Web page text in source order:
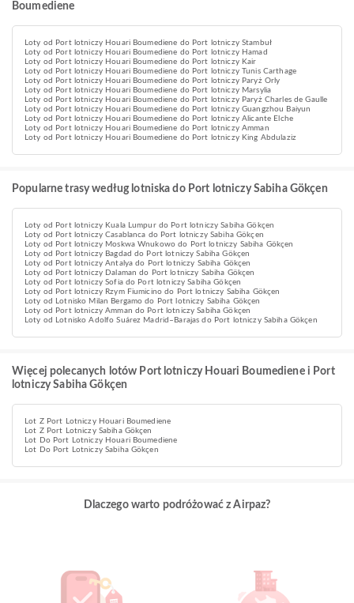
Boumediene
Loty od Port lotniczy Houari Boumediene do Port lotniczy Stambuł
Loty od Port lotniczy Houari Boumediene do Port lotniczy Hamad
Loty od Port lotniczy Houari Boumediene do Port lotniczy Kair
Loty od Port lotniczy Houari Boumediene do Port lotniczy Tunis Carthage
Loty od Port lotniczy Houari Boumediene do Port lotniczy Paryż Orly
Loty od Port lotniczy Houari Boumediene do Port lotniczy Marsylia
Loty od Port lotniczy Houari Boumediene do Port lotniczy Paryż Charles de Gaulle
Loty od Port lotniczy Houari Boumediene do Port lotniczy Guangzhou Baiyun
Loty od Port lotniczy Houari Boumediene do Port lotniczy Alicante Elche
Loty od Port lotniczy Houari Boumediene do Port lotniczy Amman
Loty od Port lotniczy Houari Boumediene do Port lotniczy King Abdulaziz
Popularne trasy według lotniska do Port lotniczy Sabiha Gökçen
Loty od Port lotniczy Kuala Lumpur do Port lotniczy Sabiha Gökçen
Loty od Port lotniczy Casablanca do Port lotniczy Sabiha Gökçen
Loty od Port lotniczy Moskwa Wnukowo do Port lotniczy Sabiha Gökçen
Loty od Port lotniczy Bagdad do Port lotniczy Sabiha Gökçen
Loty od Port lotniczy Antalya do Port lotniczy Sabiha Gökçen
Loty od Port lotniczy Dalaman do Port lotniczy Sabiha Gökçen
Loty od Port lotniczy Sofia do Port lotniczy Sabiha Gökçen
Loty od Port lotniczy Rzym Fiumicino do Port lotniczy Sabiha Gökçen
Loty od Lotnisko Milan Bergamo do Port lotniczy Sabiha Gökçen
Loty od Port lotniczy Amman do Port lotniczy Sabiha Gökçen
Loty od Lotnisko Adolfo Suárez Madrid–Barajas do Port lotniczy Sabiha Gökçen
Więcej polecanych lotów Port lotniczy Houari Boumediene i Port
lotniczy Sabiha Gökçen
Lot Z Port Lotniczy Houari Boumediene
Lot Z Port Lotniczy Sabiha Gökçen
Lot Do Port Lotniczy Houari Boumediene
Lot Do Port Lotniczy Sabiha Gökçen
Dlaczego warto podróżować z Airpaz?